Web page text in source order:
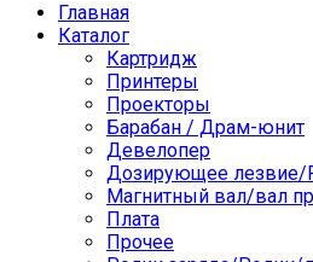
Главная
Каталог
Картридж
Принтеры
Проекторы
Барабан / Драм-юнит
Девелопер
Дозирующее лезвие/
Магнитный вал/вал
Плата
Прочее